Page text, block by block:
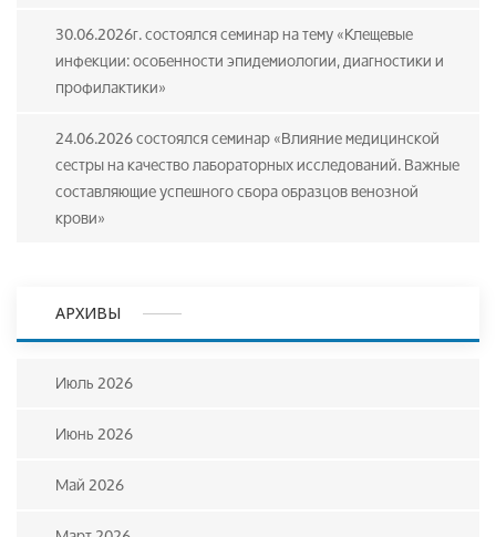
30.06.2026г. состоялся семинар на тему «Клещевые
инфекции: особенности эпидемиологии, диагностики и
профилактики»
24.06.2026 состоялся семинар «Влияние медицинской
сестры на качество лабораторных исследований. Важные
составляющие успешного сбора образцов венозной
крови»
АРХИВЫ
Июль 2026
Июнь 2026
Май 2026